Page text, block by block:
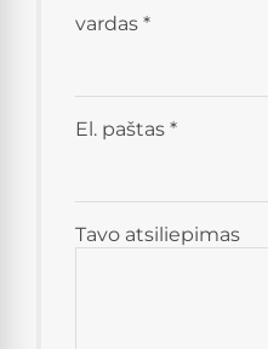
Tavo atsiliepimas
vardas *
El. paštas *